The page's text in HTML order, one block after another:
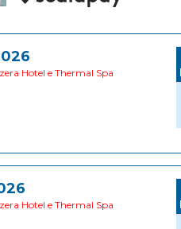
Hotel e Thermal Spa
Hotel e Thermal Spa